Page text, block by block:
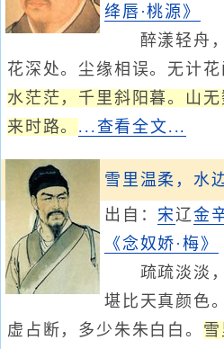
绛唇·桃源》
醉漾轻舟，
花深处。尘缘相误。无计花
水茫茫，千里斜阳暮。山
来时路。 ...查看全文...
雪里温柔，水
出自：宋辽金
《念奴娇·梅》
疏疏淡淡，
堪比天真颜色
虚占断，多少朱朱白白。